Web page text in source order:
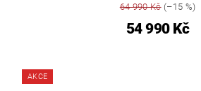
64 990 Kč(–15 %)
54 990 Kč
AKCE